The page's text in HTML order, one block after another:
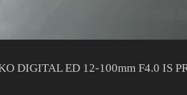
DIGITAL ED 12-100mm F4.0 IS